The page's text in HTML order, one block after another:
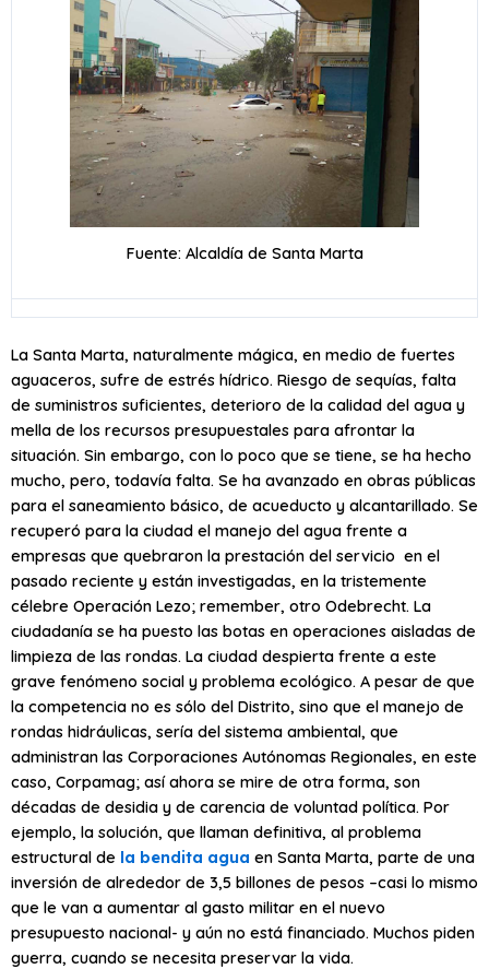
Fuente: Alcaldía de Santa Marta
La Santa Marta, naturalmente mágica, en medio de fuertes
aguaceros, sufre de estrés hídrico. Riesgo de sequías, falta
de suministros suficientes, deterioro de la calidad del agua y
mella de los recursos presupuestales para afrontar la
situación. Sin embargo, con lo poco que se tiene, se ha hecho
mucho, pero, todavía falta. Se ha avanzado en obras públicas
para el saneamiento básico, de acueducto y alcantarillado. Se
recuperó para la ciudad el manejo del agua frente a
empresas que quebraron la prestación del servicio en el
pasado reciente y están investigadas, en la tristemente
célebre Operación Lezo; remember, otro Odebrecht. La
ciudadanía se ha puesto las botas en operaciones aisladas de
limpieza de las rondas. La ciudad despierta frente a este
grave fenómeno social y problema ecológico. A pesar de que
la competencia no es sólo del Distrito, sino que el manejo de
rondas hidráulicas, sería del sistema ambiental, que
administran las Corporaciones Autónomas Regionales, en este
caso, Corpamag; así ahora se mire de otra forma, son
décadas de desidia y de carencia de voluntad política. Por
ejemplo, la solución, que llaman definitiva, al problema
estructural de la bendita agua en Santa Marta, parte de una
inversión de alrededor de 3,5 billones de pesos –casi lo mismo
que le van a aumentar al gasto militar en el nuevo
presupuesto nacional- y aún no está financiado. Muchos piden
guerra, cuando se necesita preservar la vida.